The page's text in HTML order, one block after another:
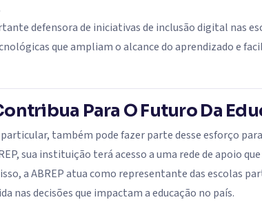
defensora de iniciativas de inclusão digital nas
que ampliam o alcance do aprendizado e
Para O Futuro Da
também pode fazer parte desse esforço
sua instituição terá acesso a uma rede de apoio
a ABREP atua como representante das escolas
nas decisões que impactam a educação no país.